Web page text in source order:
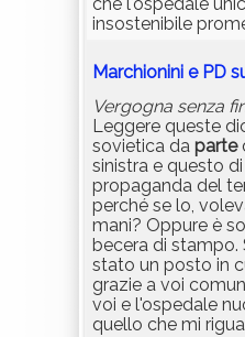
che l'ospedale
insostenibile
Marchionini e PD
Vergogna senza
Leggere queste
sovietica da parte
sinistra e questo
propaganda del
perché se lo,
mani? Oppure è
becera di stampo.
stato un posto in
grazie a voi
voi e l'ospedale
quello che mi